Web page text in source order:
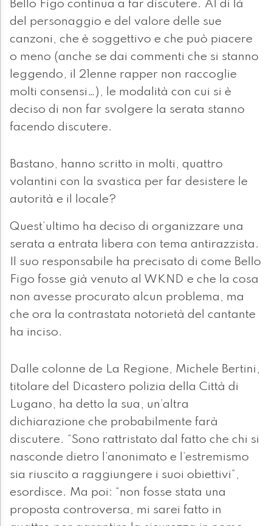
Bello Figo continua a far discutere. Al di là
del personaggio e del valore delle sue
canzoni, che è soggettivo e che può piacere
o meno (anche se dai commenti che si stanno
leggendo, il 21enne rapper non raccoglie
molti consensi…), le modalità con cui si è
deciso di non far svolgere la serata stanno
facendo discutere.
Bastano, hanno scritto in molti, quattro
volantini con la svastica per far desistere le
autorità e il locale?
Quest’ultimo ha deciso di organizzare una
serata a entrata libera con tema antirazzista.
Il suo responsabile ha precisato di come Bello
Figo fosse già venuto al WKND e che la cosa
non avesse procurato alcun problema, ma
che ora la contrastata notorietà del cantante
ha inciso.
Dalle colonne de La Regione, Michele Bertini,
titolare del Dicastero polizia della Città di
Lugano, ha detto la sua, un’altra
dichiarazione che probabilmente farà
discutere. “Sono rattristato dal fatto che chi si
nasconde dietro l’anonimato e l’estremismo
sia riuscito a raggiungere i suoi obiettivi”,
esordisce. Ma poi: “non fosse stata una
proposta controversa, mi sarei fatto in